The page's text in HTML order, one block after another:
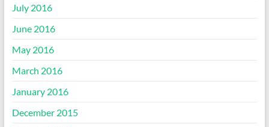
July 2016
June 2016
May 2016
March 2016
January 2016
December 2015